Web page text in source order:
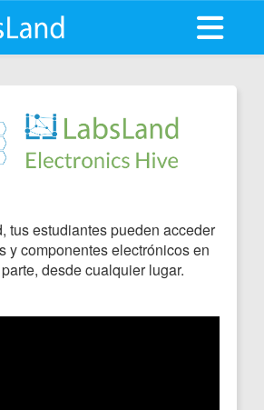
Abrir
tus estudiantes pueden acceder
y componentes electrónicos en
desde cualquier lugar.